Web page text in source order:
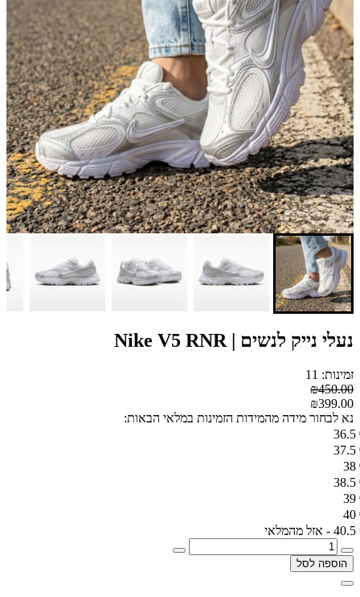
נעלי נייק לנשים | Nike V5 RNR
זמינות: 11
₪450.00
₪399.00
נא לבחור מידה מהמידות הזמינות במלאי הבאות:
36.5
37.5
38
38.5
39
40
40.5 - אזל מהמלאי
הוספה לסל